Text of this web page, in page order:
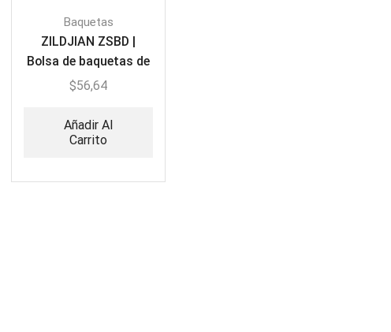
Baquetas
ZILDJIAN ZSBD |
Bolsa de baquetas de
lujo
$56,64
Añadir Al
Carrito